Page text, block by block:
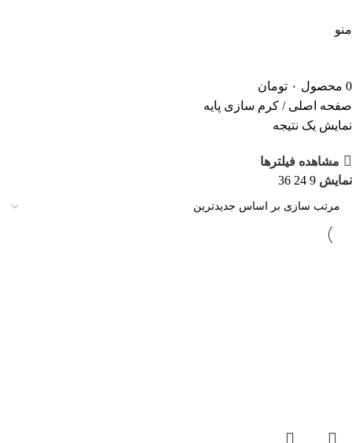
منو
0 محصول ۰ تومان
صفحه اصلی / کرم سازی پایه
نمایش یک نتیجه
مشاهده فیلترها
نمایش 9
24
36